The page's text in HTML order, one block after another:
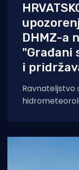
DHMZ-a
"Građani
i
Ravnateljstvo